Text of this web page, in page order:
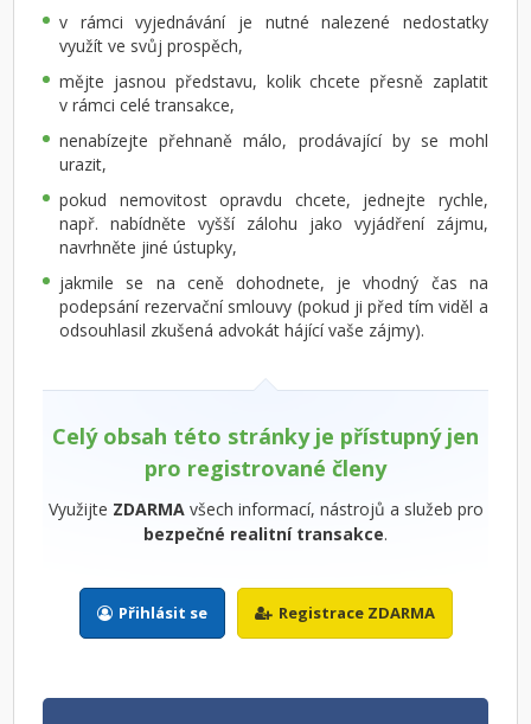
v rámci vyjednávání je nutné nalezené nedostatky
využít ve svůj prospěch,
mějte jasnou představu, kolik chcete přesně zaplatit
v rámci celé transakce,
nenabízejte přehnaně málo, prodávající by se mohl
urazit,
pokud nemovitost opravdu chcete, jednejte rychle,
např. nabídněte vyšší zálohu jako vyjádření zájmu,
navrhněte jiné ústupky,
jakmile se na ceně dohodnete, je vhodný čas na
podepsání rezervační smlouvy (pokud ji před tím viděl a
odsouhlasil zkušená advokát hájící vaše zájmy).
Celý obsah této stránky je přístupný jen
pro registrované členy
Využijte ZDARMAvšech informací, nástrojů a služeb pro
bezpečné realitní transakce.
Přihlásit se Registrace ZDARMA